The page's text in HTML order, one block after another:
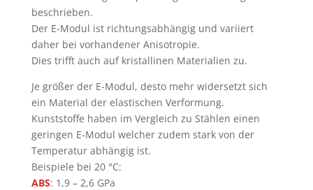
beschrieben.
Der E-Modul ist richtungsabhängig und variiert
daher bei vorhandener Anisotropie.
Dies trifft auch auf kristallinen Materialien zu.
Je größer der E-Modul, desto mehr widersetzt sich
ein Material der elastischen Verformung.
Kunststoffe haben im Vergleich zu Stählen einen
geringen E-Modul welcher zudem stark von der
Temperatur abhängig ist.
Beispiele bei 20 °C:
ABS: 1,9 – 2,6 GPa